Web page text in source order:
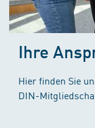
Ihre
Hier finden Sie
DIN-